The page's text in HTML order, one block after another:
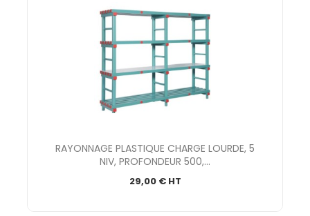
RAYONNAGE PLASTIQUE CHARGE LOURDE, 5
NIV, PROFONDEUR 500,...
29,00 € HT